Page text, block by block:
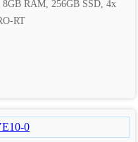
RAM, 256GB SSD, 4x
RT